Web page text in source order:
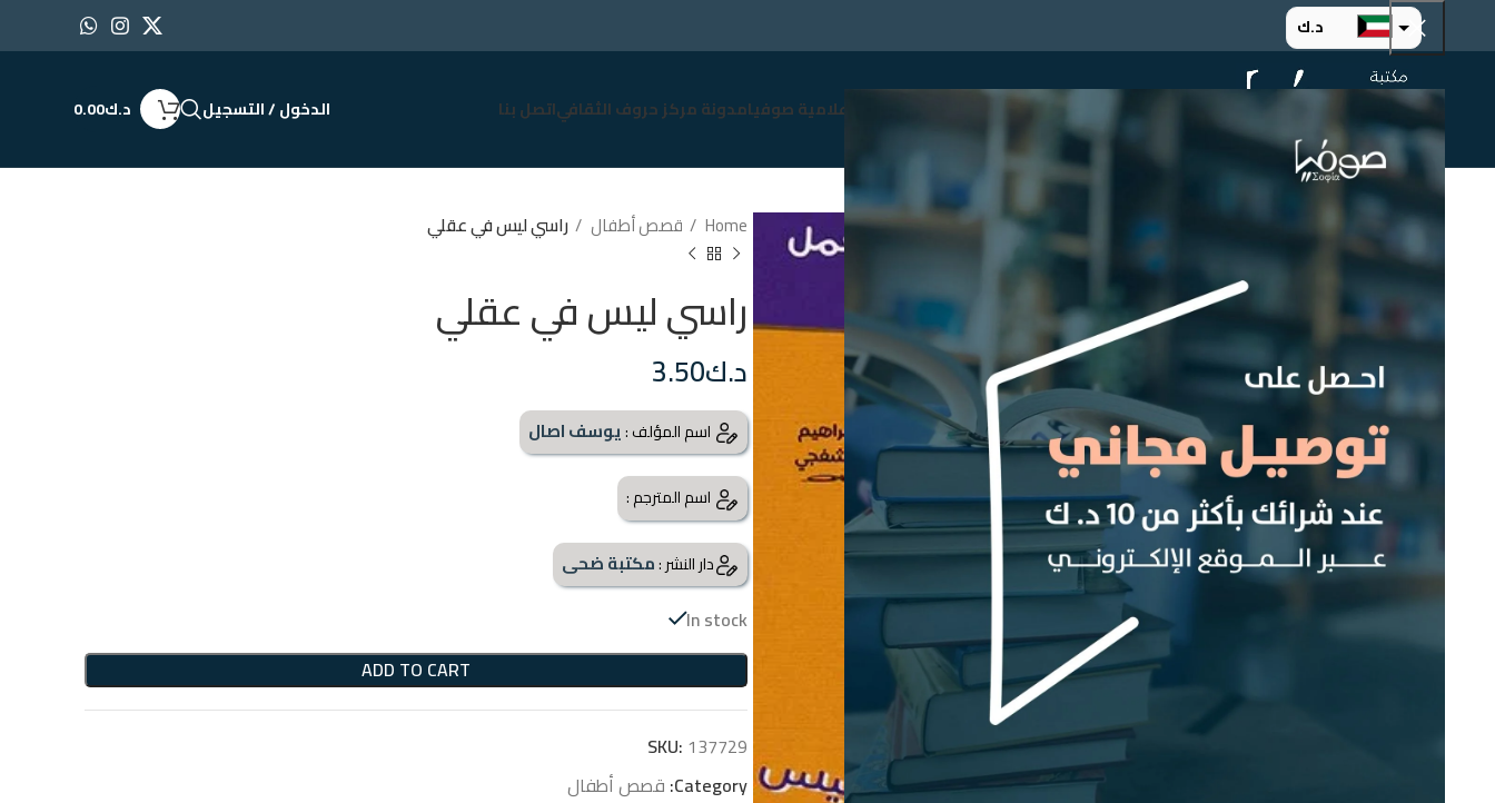
د.ك
د.إ
ر.ق
الرئيسية إعلامية صوفيامدونة مركز حروف الثقافياتصل بنا الدخول / التسجيل د.ك0.00
Home قصص أطفال راسي ليس في عقلي
راسي ليس في عقلي
د.ك3.50
اسم المؤلف :يوسف اصال
اسم المترجم :
دار النشر :مكتبة ضحى
In stock
ADD TO CART
SKU: 137729
Category: قصص أطفال